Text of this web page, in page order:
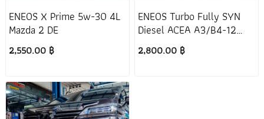
ENEOS X Prime 5w-30 4L
Mazda 2 DE
2,550.00 ฿
ENEOS Turbo Fully SYN
Diesel ACEA A3/B4-12
SAE 5W-40 (6+1L.) Isuzu
D-Max V-Cross 2012
2,800.00 ฿